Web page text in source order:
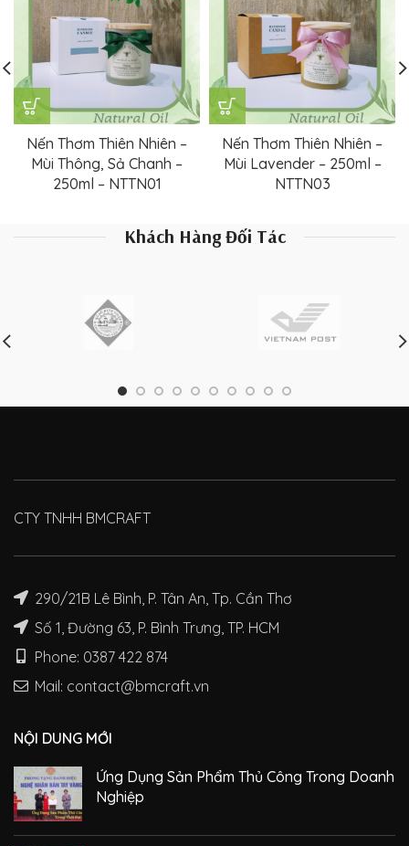
Nến Thơm Thiên Nhiên –
Mùi Thông, Sả Chanh –
250ml – NTTN01
Nến Thơm Thiên Nhiên –
Mùi Lavender – 250ml –
NTTN03
Khách Hàng Đối Tác
CTY TNHH BMCRAFT
290/21B Lê Bình, P. Tân An, Tp. Cần Thơ
Số 1, Đường 63, P. Bình Trưng, TP. HCM
Phone: 0387 422 874
Mail: contact@bmcraft.vn
NỘI DUNG MỚI
Ứng Dụng Sản Phẩm Thủ Công Trong Doanh
Nghiệp